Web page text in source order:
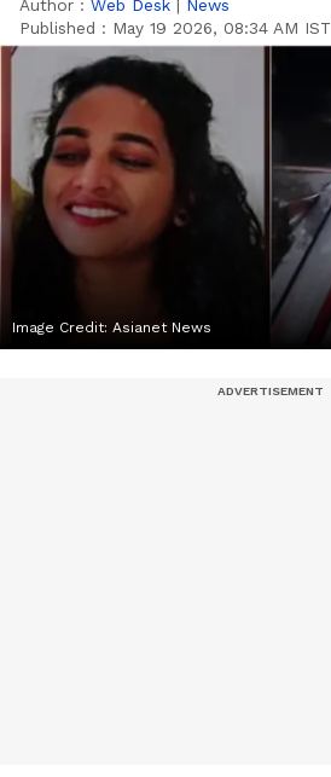
Author : Web Desk | News
Published : May 19 2026, 08:34 AM IST
Image Credit: Asianet News